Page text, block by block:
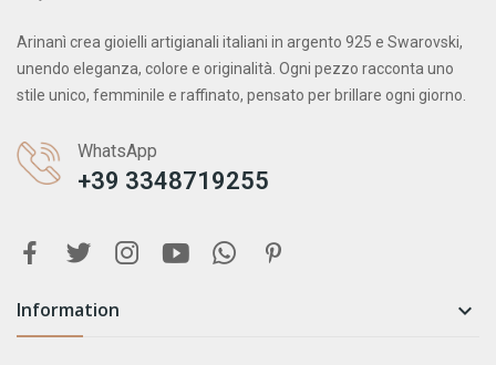
Arinanì crea gioielli artigianali italiani in argento 925 e Swarovski,
unendo eleganza, colore e originalità. Ogni pezzo racconta uno
stile unico, femminile e raffinato, pensato per brillare ogni giorno.
WhatsApp
+39 3348719255
Information 